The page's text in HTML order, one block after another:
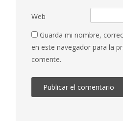
Web
Guarda mi nombre,
en este navegador para la
comente.